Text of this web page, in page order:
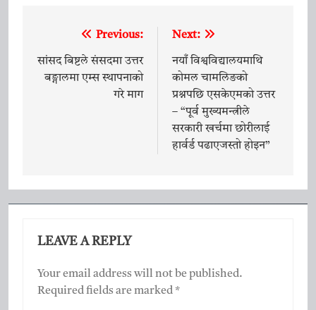
navigation
Previous:
सांसद बिष्टले संसदमा उत्तर
बङ्गालमा एम्स स्थापनाको
गरे माग
Next:
नयाँ विश्वविद्यालयमाथि
कोमल चामलिङको
प्रश्नपछि एसकेएमको उत्तर
– “पूर्व मुख्यमन्त्रीले
सरकारी खर्चमा छोरीलाई
हार्वर्ड पढाएजस्तो होइन”
LEAVE A REPLY
Your email address will not be published.
Required fields are marked*